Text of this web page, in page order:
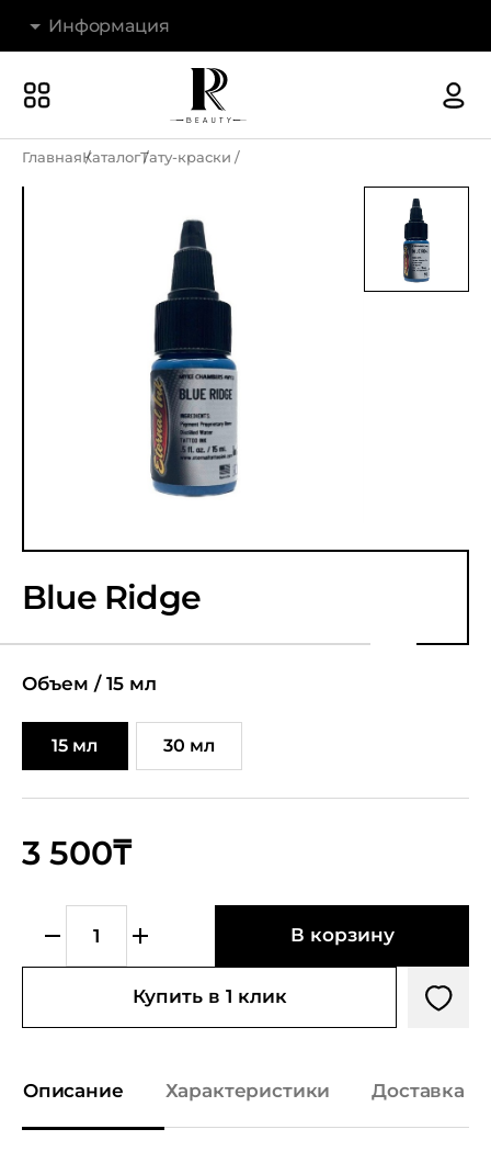
Информация
Наши магазины
Доставка и оплата
Гарантия и возврат
Контакты
ГлавнаяКаталогТату-краски
Blue Ridge
Объем / 15 мл
15 мл 30 мл
3 500₸
В корзину
Купить в 1 клик
Описание Характеристики Доставка и